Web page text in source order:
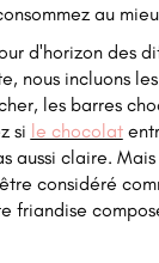
au
d'horizon des
nous incluons
les barres
si le chocolat
aussi claire.
considéré
friandise